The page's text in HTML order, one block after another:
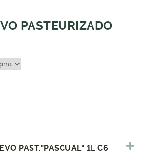
PASTEURIZADO
PAST."PASCUAL" 1L C6